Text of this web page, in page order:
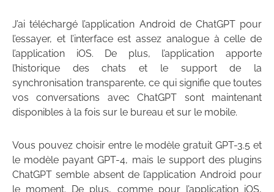
J’ai téléchargé l’application Android de ChatGPT pour
l’essayer, et l’interface est assez analogue à celle de
l’application iOS. De plus, l’application apporte
l’historique des chats et le support de la
synchronisation transparente, ce qui signifie que toutes
vos conversations avec ChatGPT sont maintenant
disponibles à la fois sur le bureau et sur le mobile.
Vous pouvez choisir entre le modèle gratuit GPT-3.5 et
le modèle payant GPT-4, mais le support des plugins
ChatGPT semble absent de l’application Android pour
le moment. De plus, comme pour l’application iOS,